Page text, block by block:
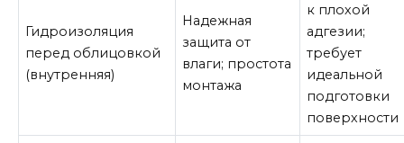
Гидроизоляция
перед облицовкой
(внутренняя)
Надежная
защита от
влаги; простота
монтажа
к плохой
адгезии;
требует
идеальной
подготовки
поверхности